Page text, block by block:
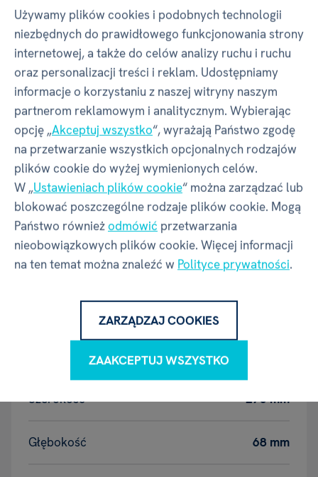
MINIATUROWE DOMKI ROBOTIME
Właściwości
Kod produktu 30615
EAN 6946785108736
Numer katalogowy
Wymiary produktu
Szerokość 275 mm
Głębokość 68 mm
Używamy plików cookies i podobnych technologii
niezbędnych do prawidłowego funkcjonowania strony
internetowej, a także do celów analizy ruchu i ruchu
oraz personalizacji treści i reklam. Udostępniamy
informacje o korzystaniu z naszej witryny naszym
partnerom reklamowym i analitycznym. Wybierając
opcję „Akceptuj wszystko“, wyrażają Państwo zgodę
na przetwarzanie wszystkich opcjonalnych rodzajów
plików cookie do wyżej wymienionych celów.
W „Ustawieniach plików cookie“ można zarządzać lub
blokować poszczególne rodzaje plików cookie. Mogą
Państwo równieżodmówić przetwarzania
nieobowiązkowych plików cookie. Więcej informacji
na ten temat można znaleźć w Polityce prywatności.
ZARZĄDZAJ COOKIES
ZAAKCEPTUJ WSZYSTKO